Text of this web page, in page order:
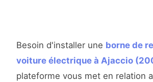
Besoin d'installer une borne de
voiture électrique à Ajaccio
plateforme vous met en relation